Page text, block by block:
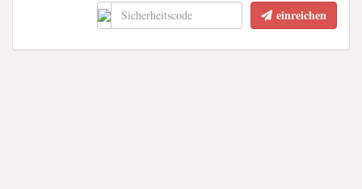
einreichen